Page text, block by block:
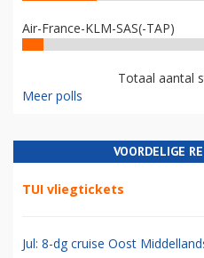
Air-France-KLM-SAS(-TAP)
Totaal aantal
Meer polls
VOORDELIGE
TUI vliegtickets
Jul: 8-dg cruise Oost